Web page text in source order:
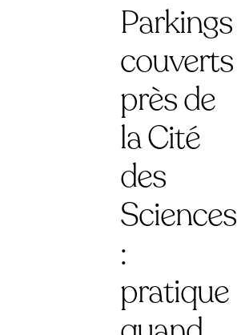
Parkings
couverts
près de
la Cité
des
Sciences
:
pratique